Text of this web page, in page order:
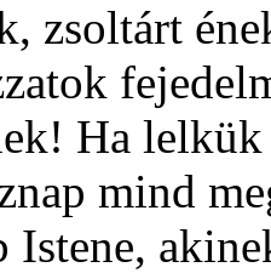
zsoltárt
Ha
mind
Istene,